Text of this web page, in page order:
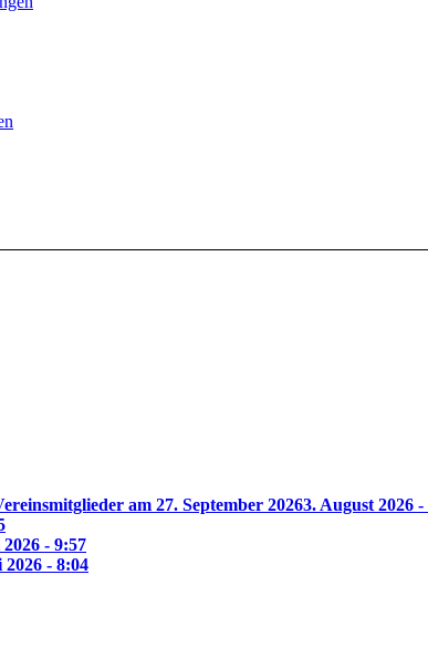
am 27. September 20263. August 2026 -
- 9:57
2026 - 8:04